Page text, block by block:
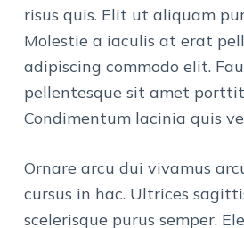
risus quis. Elit ut aliquam
Molestie a iaculis at erat
adipiscing commodo elit.
pellentesque sit amet
Condimentum lacinia quis
Ornare arcu dui vivamus
cursus in hac. Ultrices
scelerisque purus semper.